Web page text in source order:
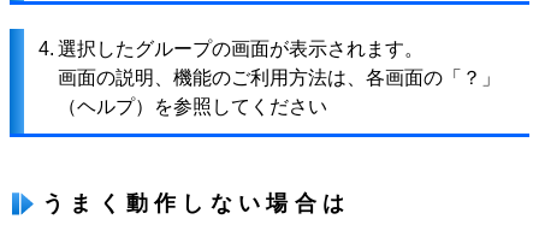
4. 選択したグループの画面が表示されます。
画面の説明、機能のご利用方法は、各画面の「？」
（ヘルプ）を参照してください
うまく動作しない場合は